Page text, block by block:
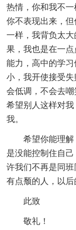
热情，你和我不
你不表现出来，
一样，我背负太
果，我也是在一
能力，高中的学
小，我开使接受
会低调，不会去
希望别人这样对
我。
希望你能理
是没能控制住自
许我们不再是同
有点颓的人，以后
此致
敬礼！